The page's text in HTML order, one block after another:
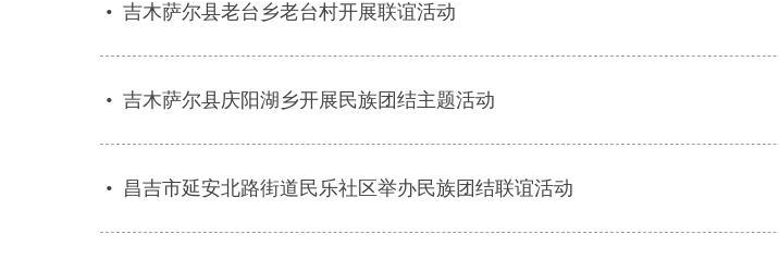
• 吉木萨尔县老台乡老台村开展联谊活动
• 吉木萨尔县庆阳湖乡开展民族团结主题活动
• 昌吉市延安北路街道民乐社区举办民族团结联谊活动